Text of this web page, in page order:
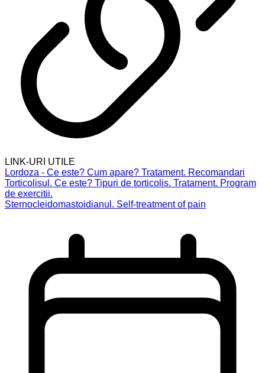
LINK-URI UTILE
Lordoza - Ce este? Cum apare? Tratament. Recomandari
Torticolisul. Ce este? Tipuri de torticolis. Tratament. Program
de exercitii.
Sternocleidomastoidianul. Self-treatment of pain